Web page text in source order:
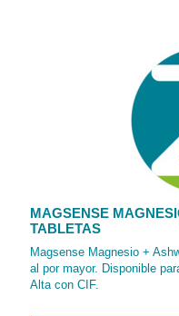
MAGSENSE
TABLETAS
Magsense Magnesio +
al por mayor. Disponible
Alta con CIF.